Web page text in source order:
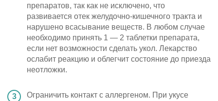
препаратов, так как не исключено, что
развивается отек желудочно-кишечного тракта и
нарушено всасывание веществ. В любом случае
необходимо принять 1 — 2 таблетки препарата,
если нет возможности сделать укол. Лекарство
ослабит реакцию и облегчит состояние до приезда
неотложки.
Ограничить контакт с аллергеном. При укусе